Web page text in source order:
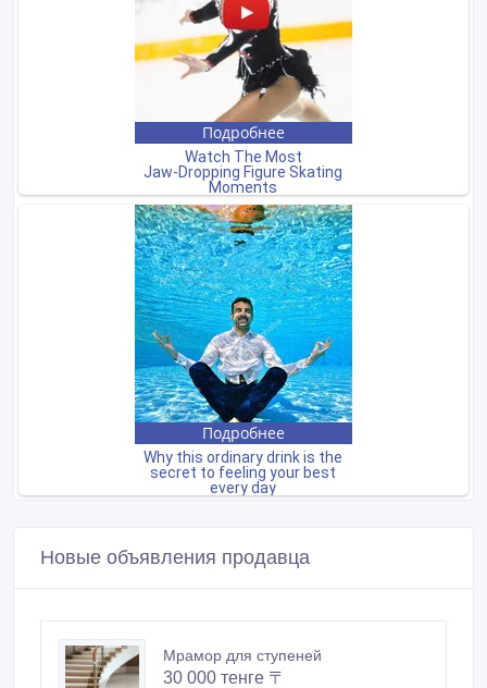
Новые объявления продавца
Мрамор для ступеней
30 000 тенге 〒